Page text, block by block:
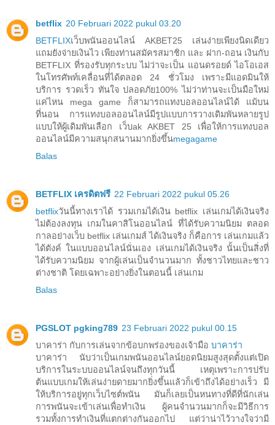
betflix 20 Februari 2022 pukul 03.20
BETFLIXเว็บพนันออนไลน์ AKBET25 เล่นง่ายเพียงนิดเดียว
แถมยังจ่ายเงินไว เพียงท่านสมัครสมาชิก และ ฝาก-ถอน เงินกับ
BETFLIX ที่รองรับทุกระบบ ไม่ว่าจะเป็น แอนดรอยด์ ไอโอเอส
ในโทรศัพท์เคลื่อนที่ได้ตลอด 24 ชั่วโมง เพราะมีแอดมินให้
บริการ รวดเร็ว ทันใจ ปลอดภัย100% ไม่ว่าท่านจะเป็นมือใหม่
แค่ไหน mega game ก็สามารถแทงบอลออนไลน์ได้ แม้บน
ที่นอน การแทงบอลออนไลน์มีรูปแบบการวางเดิมพันหลายรูป
แบบให้ผู้เดิมพันเลือก เว็บak AKBET 25 เพื่อให้การแทงบอล
ออนไลน์มีความสนุกสนานมากยิ่งขึ้นmegagame
Balas
BETFLIX เครดิตฟรี 22 Februari 2022 pukul 05.26
betflixวันนี้ทางเราได้ รวมเกมได้เงิน betflix เล่นเกมได้เงินจริง
ไม่ต้องลงทุน เกมในคาสิโนออนไลน์ ที่ได้รับความนิยม ตลอด
กาลอย่างเว็บ betflix เล่นเกมส์ ได้เงินจริง ก็คือการ เล่นเกมแล้ว
ได้ตังค์ ในแบบออนไลน์นั่นเอง เล่นเกมได้เงินจริง นั้นเป็นสิ่งที่
ได้รับความนิยม จากผู้เล่นเป็นจำนวนมาก ทั้งชาวไทยและชาว
ต่างชาติ โดยเฉพาะอย่างยิ่งในตอนนี้ เล่นเกม
Balas
PGSLOT pgking789 23 Februari 2022 pukul 00.15
บาคาร่า กับการเล่นจากข้อบกพร่องของเจ้ามือ บาคาร่า
บาคาร่า นับว่าเป็นเกมพนันออนไลน์ยอดนิยมสูงสุดตั้งแต่เปิด
บริการในระบบออนไลน์จนถึงทุกวันนี้ เหตุเพราะการปรับ
ต้นแบบเกมให้เล่นง่ายดายมากยิ่งขึ้นแล้วก็เข้าถึงได้อย่างเร็ว มี
ให้บริการอยู่ทุกเว็บไซต์พนัน มันก็เลยเป็นหนทางที่ดีที่นักเล่น
การพนันจะเข้าเล่นเพื่อทำเงิน ผู้คนจำนวนมากก็จะมีวิธีการ
รวมทั้งการทำเงินที่แตกต่างกันออกไป แต่ว่าน่าไว้วางใจว่ามี